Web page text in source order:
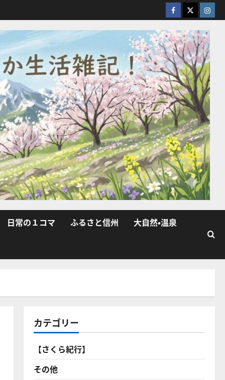
facebook
X
日常の１コマ ふるさと信州 大自然・温泉
カテゴリー
【さくら紀行】
その他